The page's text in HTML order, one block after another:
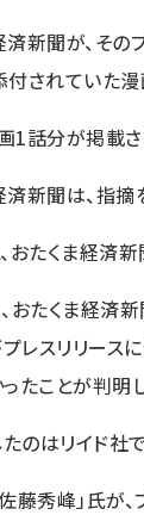
済新聞が、その
付されていた
1話分が掲載さ
済新聞は、指
おたくま経済
おたくま経済
プレスリリー
たことが判明し
たのはリイド社
佐藤秀峰」氏が